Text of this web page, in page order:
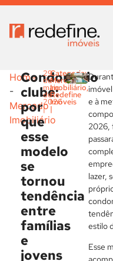
Home
-
Mercado
Imobiliário
Condomínio
clube:
por
que
esse
modelo
se
tornou
tendência
entre
famílias
e
jovens
29
de
maio
de
2026
|
Categoria:
Mercado
Imobiliário,
Redefine
Imóveis
|
e à
2026,
lazer,
estilo
Esse